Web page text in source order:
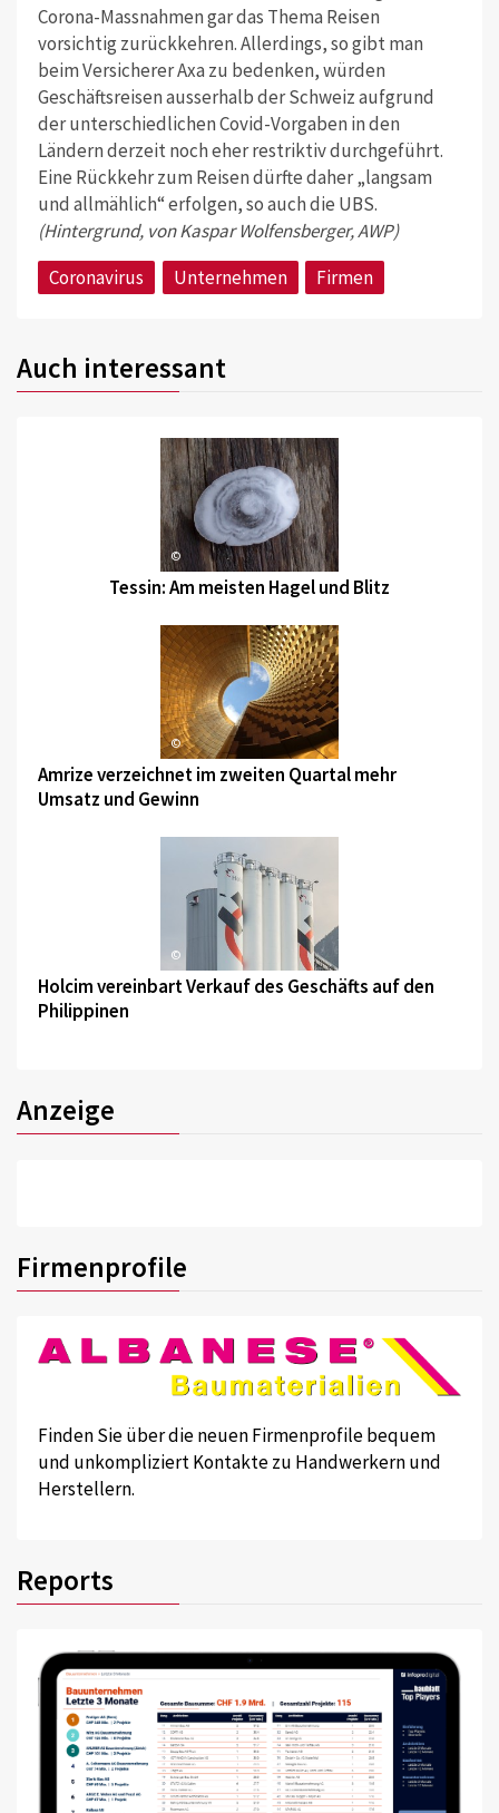
Corona-Massnahmen gar das Thema Reisen
vorsichtig zurückkehren. Allerdings, so gibt man
beim Versicherer Axa zu bedenken, würden
Geschäftsreisen ausserhalb der Schweiz aufgrund
der unterschiedlichen Covid-Vorgaben in den
Ländern derzeit noch eher restriktiv durchgeführt.
Eine Rückkehr zum Reisen dürfte daher „langsam
und allmählich“ erfolgen, so auch die UBS.
(Hintergrund, von Kaspar Wolfensberger, AWP)
Coronavirus
Unternehmen Firmen
Auch interessant
©
Tessin: Am meisten Hagel und Blitz
©
Amrize verzeichnet im zweiten Quartal mehr
Umsatz und Gewinn
©
Holcim vereinbart Verkauf des Geschäfts auf den
Philippinen
Anzeige
Firmenprofile
Finden Sie über die neuen Firmenprofile bequem
und unkompliziert Kontakte zu Handwerkern und
Herstellern.
Reports